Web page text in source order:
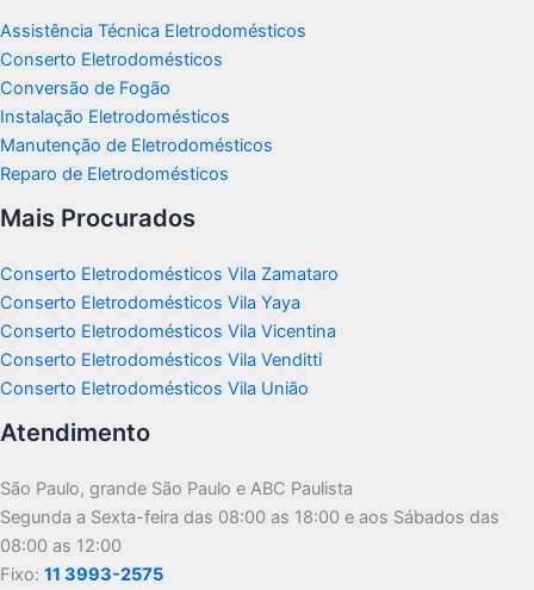
Assistência Técnica Eletrodomésticos
Conserto Eletrodomésticos
Conversão de Fogão
Instalação Eletrodomésticos
Manutenção de Eletrodomésticos
Reparo de Eletrodomésticos
Mais Procurados
Conserto Eletrodomésticos Vila Zamataro
Conserto Eletrodomésticos Vila Yaya
Conserto Eletrodomésticos Vila Vicentina
Conserto Eletrodomésticos Vila Venditti
Conserto Eletrodomésticos Vila União
Atendimento
São Paulo, grande São Paulo e ABC Paulista
Segunda a Sexta-feira das 08:00 as 18:00 e aos Sábados das
08:00 as 12:00
Fixo: 11 3993-2575